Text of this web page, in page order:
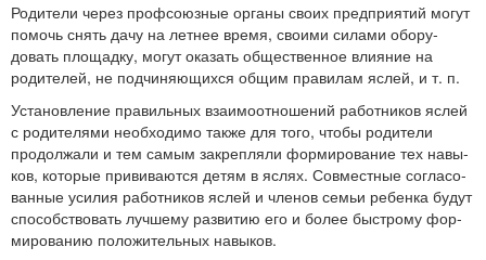
Родители через профсоюзные органы своих предприятий мо­гут
помочь снять дачу на летнее время, своими силами обору­
довать площадку, могут оказать общественное влияние на
роди­телей, не подчиняющихся общим правилам яслей, и т. п.
Установление правильных взаимоотношений работников яс­лей
с родителями необходимо также для того, чтобы родители
продолжали и тем самым закрепляли формирование тех навы­
ков, которые прививаются детям в яслях. Совместные согласо­
ванные усилия работников яслей и членов семьи ребенка будут
способствовать лучшему развитию его и более быстрому фор­
мированию положительных навыков.